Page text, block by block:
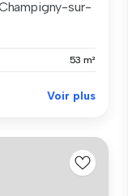
sur-
53 m²
Voir plus